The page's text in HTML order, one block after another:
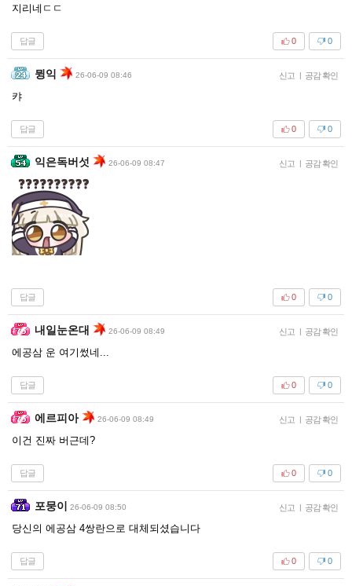
지리네ㄷㄷ
답글 0
0
뮝익 26-06-09 08:46 신고 | 공감 확인
캬
답글 0
0
익은독버섯 26-06-09 08:47 신고 | 공감 확인
답글 0
0
내일눈온대 26-06-09 08:49 신고 | 공감 확인
에공삼 운 여기썼네...
답글 0
0
에르피아 26-06-09 08:49 신고 | 공감 확인
이건 진짜 버근데?
답글 0
0
포뭉이 26-06-09 08:50 신고 | 공감 확인
당신의 에공삼 4쌍란으로 대체되셨습니다
답글 0
0